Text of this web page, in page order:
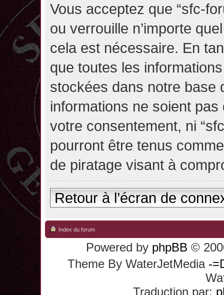
Vous acceptez que “sfc-
ou verrouille n’importe
cela est nécessaire. En
que toutes les
stockées dans notre base
informations ne soient
votre consentement, ni
pourront être tenus
de piratage visant à
Retour à l’écran de
Index du forum
Powered by phpBB ©
Theme By WaterJetMedia -
Traduction par: